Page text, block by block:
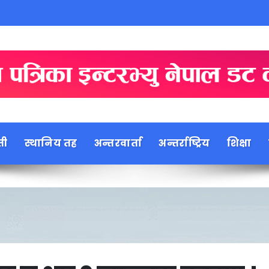
स्थानिय तह अन्तरवार्ता अन्तर्राष्ट्रिय शिक्षा